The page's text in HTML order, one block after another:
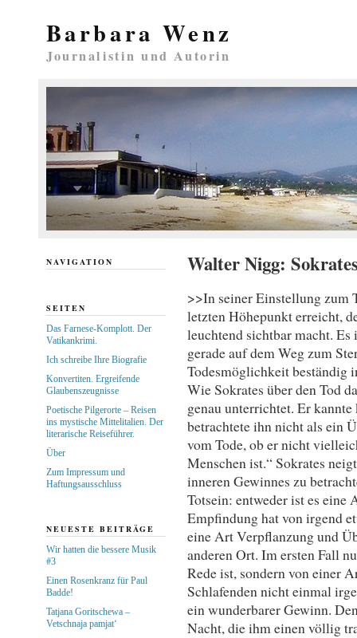
Barbara Wenz
Journalistin und Autorin
Walter Nigg:
>>In seiner Einstellung zum
letzten Höhepunkt erreicht,
leuchtend sichtbar macht.
gerade auf dem Weg zum
Todesmöglichkeit beständig
Wie Sokrates über den Tod
genau unterrichtet. Er
betrachtete ihn nicht als ein
vom Tode, ob er nicht
Menschen ist.“ Sokrates
inneren Gewinnes zu
Totsein: entweder ist es eine
Empfindung hat von irgend
eine Art Verpflanzung und
anderen Ort. Im ersten Fall
Rede ist, sondern von einer
Schlafenden nicht einmal
ein wunderbarer Gewinn.
Nacht, die ihm einen völlig
NAVIGATION
SEITEN
Das Farnese-Komplott. Der
Vatikankrimi.
Ich schreibe Ihre Biografie
Konvertiten. Ergreifende
Glaubenszeugnisse
Poetische Pilgerorte – Reisen
ins mystische Mittelitalien. Der
literarische Reiseführer.
Über
Zum Impressum und
Haftungsausschluss
NEUESTE BEITRÄGE
Wir hatten die bessere Musik
#3
Einen Rosenkranz für Paul
Badde!
Tatjana Goritschewa –
Vetschnaja pamjat‘